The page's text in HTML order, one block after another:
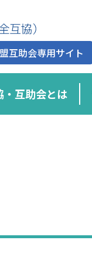
互助会専用サイト
・互助会とは